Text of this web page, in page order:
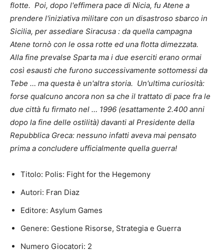
flotte. Poi, dopo l'effimera pace di Nicia, fu Atene a
prendere l'iniziativa militare con un disastroso sbarco in
Sicilia, per assediare Siracusa : da quella campagna
Atene tornò con le ossa rotte ed una flotta dimezzata.
Alla fine prevalse Sparta ma i due eserciti erano ormai
così esausti che furono successivamente sottomessi da
Tebe … ma questa è un'altra storia. Un'ultima curiosità:
forse qualcuno ancora non sa che il trattato di pace fra le
due città fu firmato nel … 1996 (esattamente 2.400 anni
dopo la fine delle ostilità) davanti al Presidente della
Repubblica Greca: nessuno infatti aveva mai pensato
prima a concludere ufficialmente quella guerra!
Titolo: Polis: Fight for the Hegemony
Autori: Fran Diaz
Editore: Asylum Games
Genere: Gestione Risorse, Strategia e Guerra
Numero Giocatori: 2